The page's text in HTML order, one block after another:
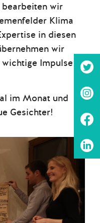
wir
Klima
in diesen
wir
Impulse
im Monat und
Gesichter!